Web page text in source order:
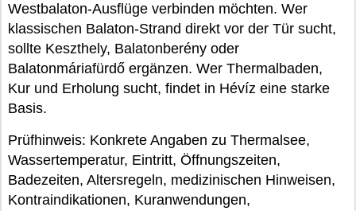
Westbalaton-Ausflüge verbinden möchten. Wer
klassischen Balaton-Strand direkt vor der Tür sucht,
sollte Keszthely, Balatonberény oder
Balatonmáriafürdő ergänzen. Wer Thermalbaden,
Kur und Erholung sucht, findet in Hévíz eine starke
Basis.
Prüfhinweis: Konkrete Angaben zu Thermalsee,
Wassertemperatur, Eintritt, Öffnungszeiten,
Badezeiten, Altersregeln, medizinischen Hinweisen,
Kontraindikationen, Kuranwendungen,